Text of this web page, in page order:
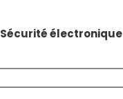
Sécurité électronique